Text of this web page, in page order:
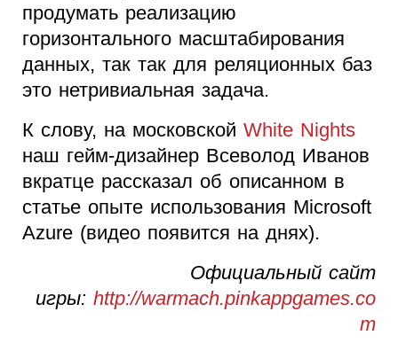
продумать реализацию
горизонтального масштабирования
данных, так так для реляционных баз
это нетривиальная задача.
К слову, на московской White Nights
наш гейм-дизайнер Всеволод Иванов
вкратце рассказал об описанном в
статье опыте использования Microsoft
Azure (видео появится на днях).
Официальный сайт
игры: http://warmach.pinkappgames.co
m